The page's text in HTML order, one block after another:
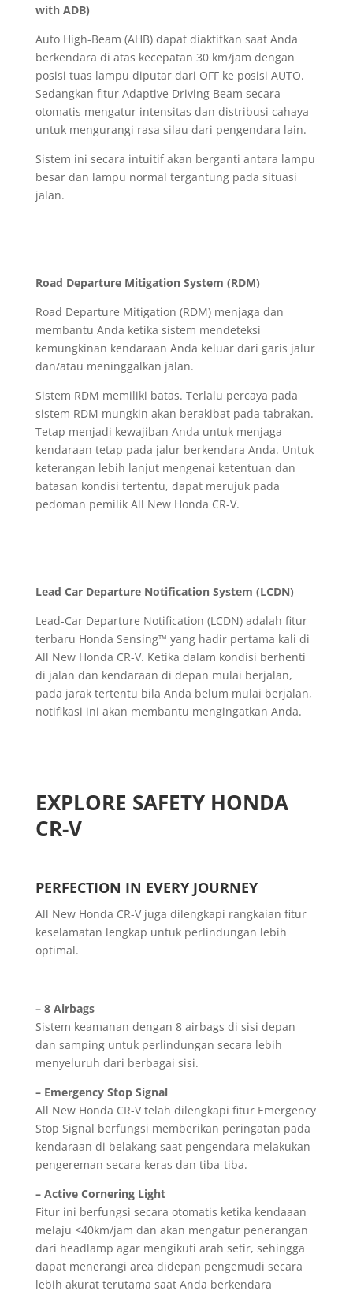
with ADB)
Auto High-Beam (AHB) dapat diaktifkan saat Anda
berkendara di atas kecepatan 30 km/jam dengan
posisi tuas lampu diputar dari OFF ke posisi AUTO.
Sedangkan fitur Adaptive Driving Beam secara
otomatis mengatur intensitas dan distribusi cahaya
untuk mengurangi rasa silau dari pengendara lain.
Sistem ini secara intuitif akan berganti antara lampu
besar dan lampu normal tergantung pada situasi
jalan.
Road Departure Mitigation System (RDM)
Road Departure Mitigation (RDM) menjaga dan
membantu Anda ketika sistem mendeteksi
kemungkinan kendaraan Anda keluar dari garis jalur
dan/atau meninggalkan jalan.
Sistem RDM memiliki batas. Terlalu percaya pada
sistem RDM mungkin akan berakibat pada tabrakan.
Tetap menjadi kewajiban Anda untuk menjaga
kendaraan tetap pada jalur berkendara Anda. Untuk
keterangan lebih lanjut mengenai ketentuan dan
batasan kondisi tertentu, dapat merujuk pada
pedoman pemilik All New Honda CR-V.
Lead Car Departure Notification System (LCDN)
Lead-Car Departure Notification (LCDN) adalah fitur
terbaru Honda Sensing™ yang hadir pertama kali di
All New Honda CR-V. Ketika dalam kondisi berhenti
di jalan dan kendaraan di depan mulai berjalan,
pada jarak tertentu bila Anda belum mulai berjalan,
notifikasi ini akan membantu mengingatkan Anda.
EXPLORE SAFETY HONDA
CR-V
PERFECTION IN EVERY JOURNEY
All New Honda CR-V juga dilengkapi rangkaian fitur
keselamatan lengkap untuk perlindungan lebih
optimal.
– 8 Airbags
Sistem keamanan dengan 8 airbags di sisi depan
dan samping untuk perlindungan secara lebih
menyeluruh dari berbagai sisi.
– Emergency Stop Signal
All New Honda CR-V telah dilengkapi fitur Emergency
Stop Signal berfungsi memberikan peringatan pada
kendaraan di belakang saat pengendara melakukan
pengereman secara keras dan tiba-tiba.
– Active Cornering Light
Fitur ini berfungsi secara otomatis ketika kendaaan
melaju <40km/jam dan akan mengatur penerangan
dari headlamp agar mengikuti arah setir, sehingga
dapat menerangi area didepan pengemudi secara
lebih akurat terutama saat Anda berkendara